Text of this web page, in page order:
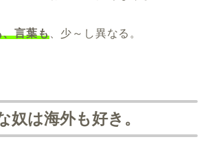
、言葉も、少～し異なる。
奴は海外も好き。